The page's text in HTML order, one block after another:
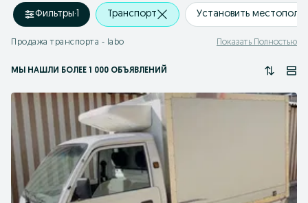
Фильтры·1 Транспорт Установить
Продажа транспорта - labo Показать Полностью
МЫ НАШЛИ БОЛЕЕ 1 000 ОБЪЯВЛЕНИЙ